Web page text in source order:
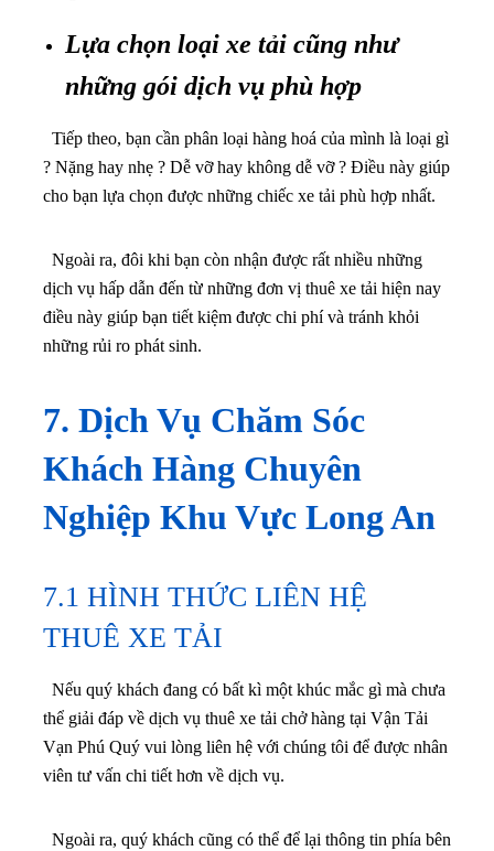
Lựa chọn loại xe tải cũng như
những gói dịch vụ phù hợp
Tiếp theo, bạn cần phân loại hàng hoá của mình là loại gì
? Nặng hay nhẹ ? Dễ vỡ hay không dễ vỡ ? Điều này giúp
cho bạn lựa chọn được những chiếc xe tải phù hợp nhất.
Ngoài ra, đôi khi bạn còn nhận được rất nhiều những
dịch vụ hấp dẫn đến từ những đơn vị thuê xe tải hiện nay
điều này giúp bạn tiết kiệm được chi phí và tránh khỏi
những rủi ro phát sinh.
7. Dịch Vụ Chăm Sóc
Khách Hàng Chuyên
Nghiệp Khu Vực Long An
7.1 HÌNH THỨC LIÊN HỆ
THUÊ XE TẢI
Nếu quý khách đang có bất kì một khúc mắc gì mà chưa
thể giải đáp về dịch vụ thuê xe tải chở hàng tại Vận Tải
Vạn Phú Quý vui lòng liên hệ với chúng tôi để được nhân
viên tư vấn chi tiết hơn về dịch vụ.
Ngoài ra, quý khách cũng có thể để lại thông tin phía bên